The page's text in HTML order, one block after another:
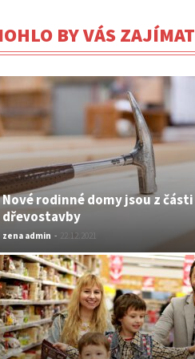
BY VÁS ZAJÍMAT
Nové rodinné domy jsou z části
dřevostavby
zena admin - 22.12.2021